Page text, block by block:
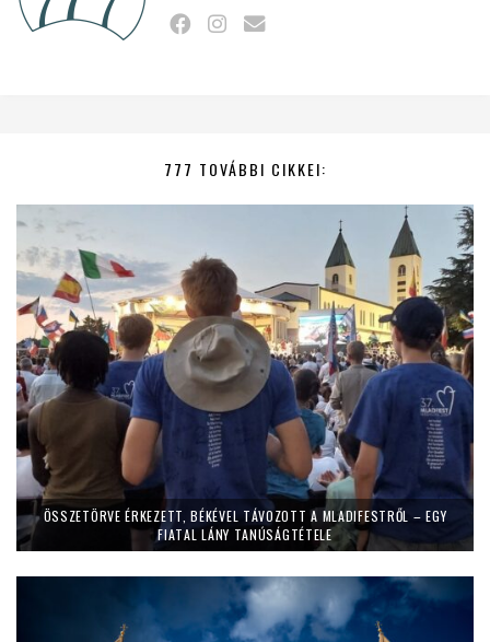
777 TOVÁBBI CIKKEI:
ÖSSZETÖRVE ÉRKEZETT, BÉKÉVEL TÁVOZOTT A MLADIFESTRŐL – EGY
FIATAL LÁNY TANÚSÁGTÉTELE